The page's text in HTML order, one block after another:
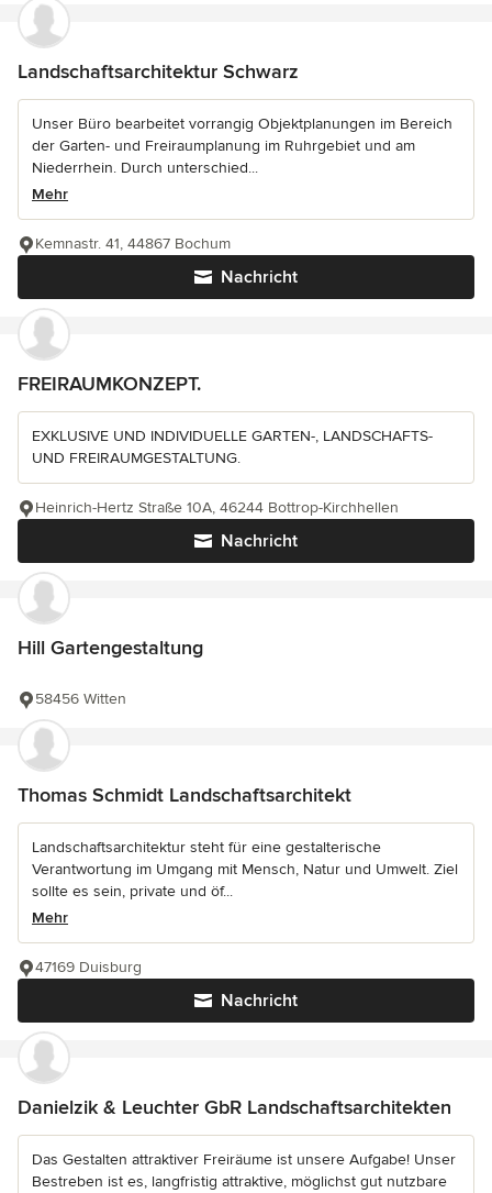
Landschaftsarchitektur Schwarz
Unser Büro bearbeitet vorrangig Objektplanungen im Bereich
der Garten- und Freiraumplanung im Ruhrgebiet und am
Niederrhein. Durch unterschied...
Mehr
Nachricht
Kemnastr. 41, 44867 Bochum
FREIRAUMKONZEPT.
EXKLUSIVE UND INDIVIDUELLE GARTEN-, LANDSCHAFTS-
UND FREIRAUMGESTALTUNG.
Nachricht
Heinrich-Hertz Straße 10A, 46244 Bottrop-Kirchhellen
Hill Gartengestaltung
58456 Witten
Thomas Schmidt Landschaftsarchitekt
Landschaftsarchitektur steht für eine gestalterische
Verantwortung im Umgang mit Mensch, Natur und Umwelt. Ziel
sollte es sein, private und öf...
Mehr
Nachricht
47169 Duisburg
Danielzik & Leuchter GbR Landschaftsarchitekten
Das Gestalten attraktiver Freiräume ist unsere Aufgabe! Unser
Bestreben ist es, langfristig attraktive, möglichst gut nutzbare